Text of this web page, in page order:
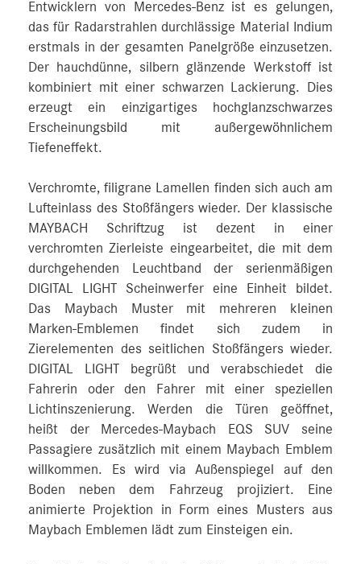
Entwicklern von Mercedes-Benz ist es gelungen,
das für Radarstrahlen durchlässige Material Indium
erstmals in der gesamten Panelgröße einzusetzen.
Der hauchdünne, silbern glänzende Werkstoff ist
kombiniert mit einer schwarzen Lackierung. Dies
erzeugt ein einzigartiges hochglanzschwarzes
Erscheinungsbild mit außergewöhnlichem
Tiefeneffekt.
Verchromte, filigrane Lamellen finden sich auch am
Lufteinlass des Stoßfängers wieder. Der klassische
MAYBACH Schriftzug ist dezent in einer
verchromten Zierleiste eingearbeitet, die mit dem
durchgehenden Leuchtband der serienmäßigen
DIGITAL LIGHT Scheinwerfer eine Einheit bildet.
Das Maybach Muster mit mehreren kleinen
Marken-Emblemen findet sich zudem in
Zierelementen des seitlichen Stoßfängers wieder.
DIGITAL LIGHT begrüßt und verabschiedet die
Fahrerin oder den Fahrer mit einer speziellen
Lichtinszenierung. Werden die Türen geöffnet,
heißt der Mercedes-Maybach EQS SUV seine
Passagiere zusätzlich mit einem Maybach Emblem
willkommen. Es wird via Außenspiegel auf den
Boden neben dem Fahrzeug projiziert. Eine
animierte Projektion in Form eines Musters aus
Maybach Emblemen lädt zum Einsteigen ein.